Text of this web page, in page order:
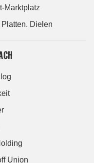
Marktplatz
Dielen
Union